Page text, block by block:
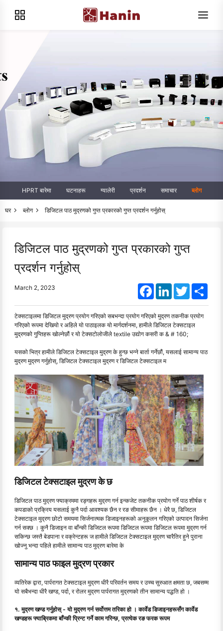
HPRT बारेमा घटनाहरू ग्यालेरी प्रदर्शन समाचार ब्लोग
घर ब्लोग डिजिटल पाठ मुद्रणको गुप्त प्रकारको गुप्त प्रदर्शन गर्नुहोस्
डिजिटल पाठ मुद्रणको गुप्त प्रकारको गुप्त
प्रदर्शन गर्नुहोस्
March 2, 2023 FacebookLinkedInTwitter
टेक्सटाइलमा डिजिटल मुद्रण प्रयोग गरिएको सबभन्दा प्रयोग गरिएको मुद्रण तकनीक प्रयोग
गरिएको रूपमा देखियो र अहिले यो पाठाइलक यो मार्गदर्शनमा, हामीले डिजिटल टेक्सटाइल
मुद्रणको गुप्तिहरू खोल्नेछौं र यो टेक्सटोलोजीले textile उद्योग कसरी क & # 160;
यसको भित्र हामीले डिजिटल टेक्सटाइल मुद्रण के हुन्छ भन्ने बार्ता गर्नेछौं, यसलाई सामान्य पाठ
मुद्रण मुद्रण गर्नुहोस्, डिजिटल टेक्सटाइल मुद्रण र डिजिटल टेक्सटाइल म
डिजिटल टेक्सटाइल मुद्रण के छ
डिजिटल पाठ मुद्रण फ्याक्रममा रङ्गहरू मुद्रण गर्न इन्कजेट तकनीक प्रयोग गर्ने पाठ शीर्षक र
कपडाको प्रक्रिय यसलाई कुनै पर्दा आवश्यक छैन र रङ सीमाहरू छैन । धेरै छ, डिजिटल
टेक्सटाइल मुद्रण छोटो समयमा सिर्जनात्मक डिजाइनहरूको अनुकूलन गरिएको उत्पादन सिर्जना
गर्न सक्छ । कुनै डिजाइन वा बाँन्की डिजिटल रूपमा डिजिटल रूपमा डिजिटल रूपमा मुद्रण गर्न
सकिन्छ जस्तै बेडपाना र वक्रेन्टहरू ज हामीले डिजिटल टेक्सटाइल मुद्रण चारैतिर हुने पुराना
खोज्नु भन्दा पहिले हामीले सामान्य पाठ मुद्रण बारेमा के
सामान्य पाठ फाइल मुद्रण प्रकार
व्यतिरेक द्वारा, पार्परागत टेक्सटाइल मुद्रण धीरै परिवर्तन समय र उच्च सुरुआत क्षमता छ, जबसम्म
यो सबैभन्दा धीरै खण्ड, पर्दा, र रोलर मुद्रण पार्परागत मुद्रणको तीन सामान्य पद्धति हो ।
१. मुद्रण खण्ड गर्नुहोस् - यो मुद्रण गर्न सर्वोत्तम तरिका हो । कार्वेड डिजाइनहरूसँग कार्वेड
खण्डहरू फ्याब्रिकमा बाँन्की प्रिन्ट गर्ने काम गरिन्छ, प्रत्येक रङ फरक रूपम